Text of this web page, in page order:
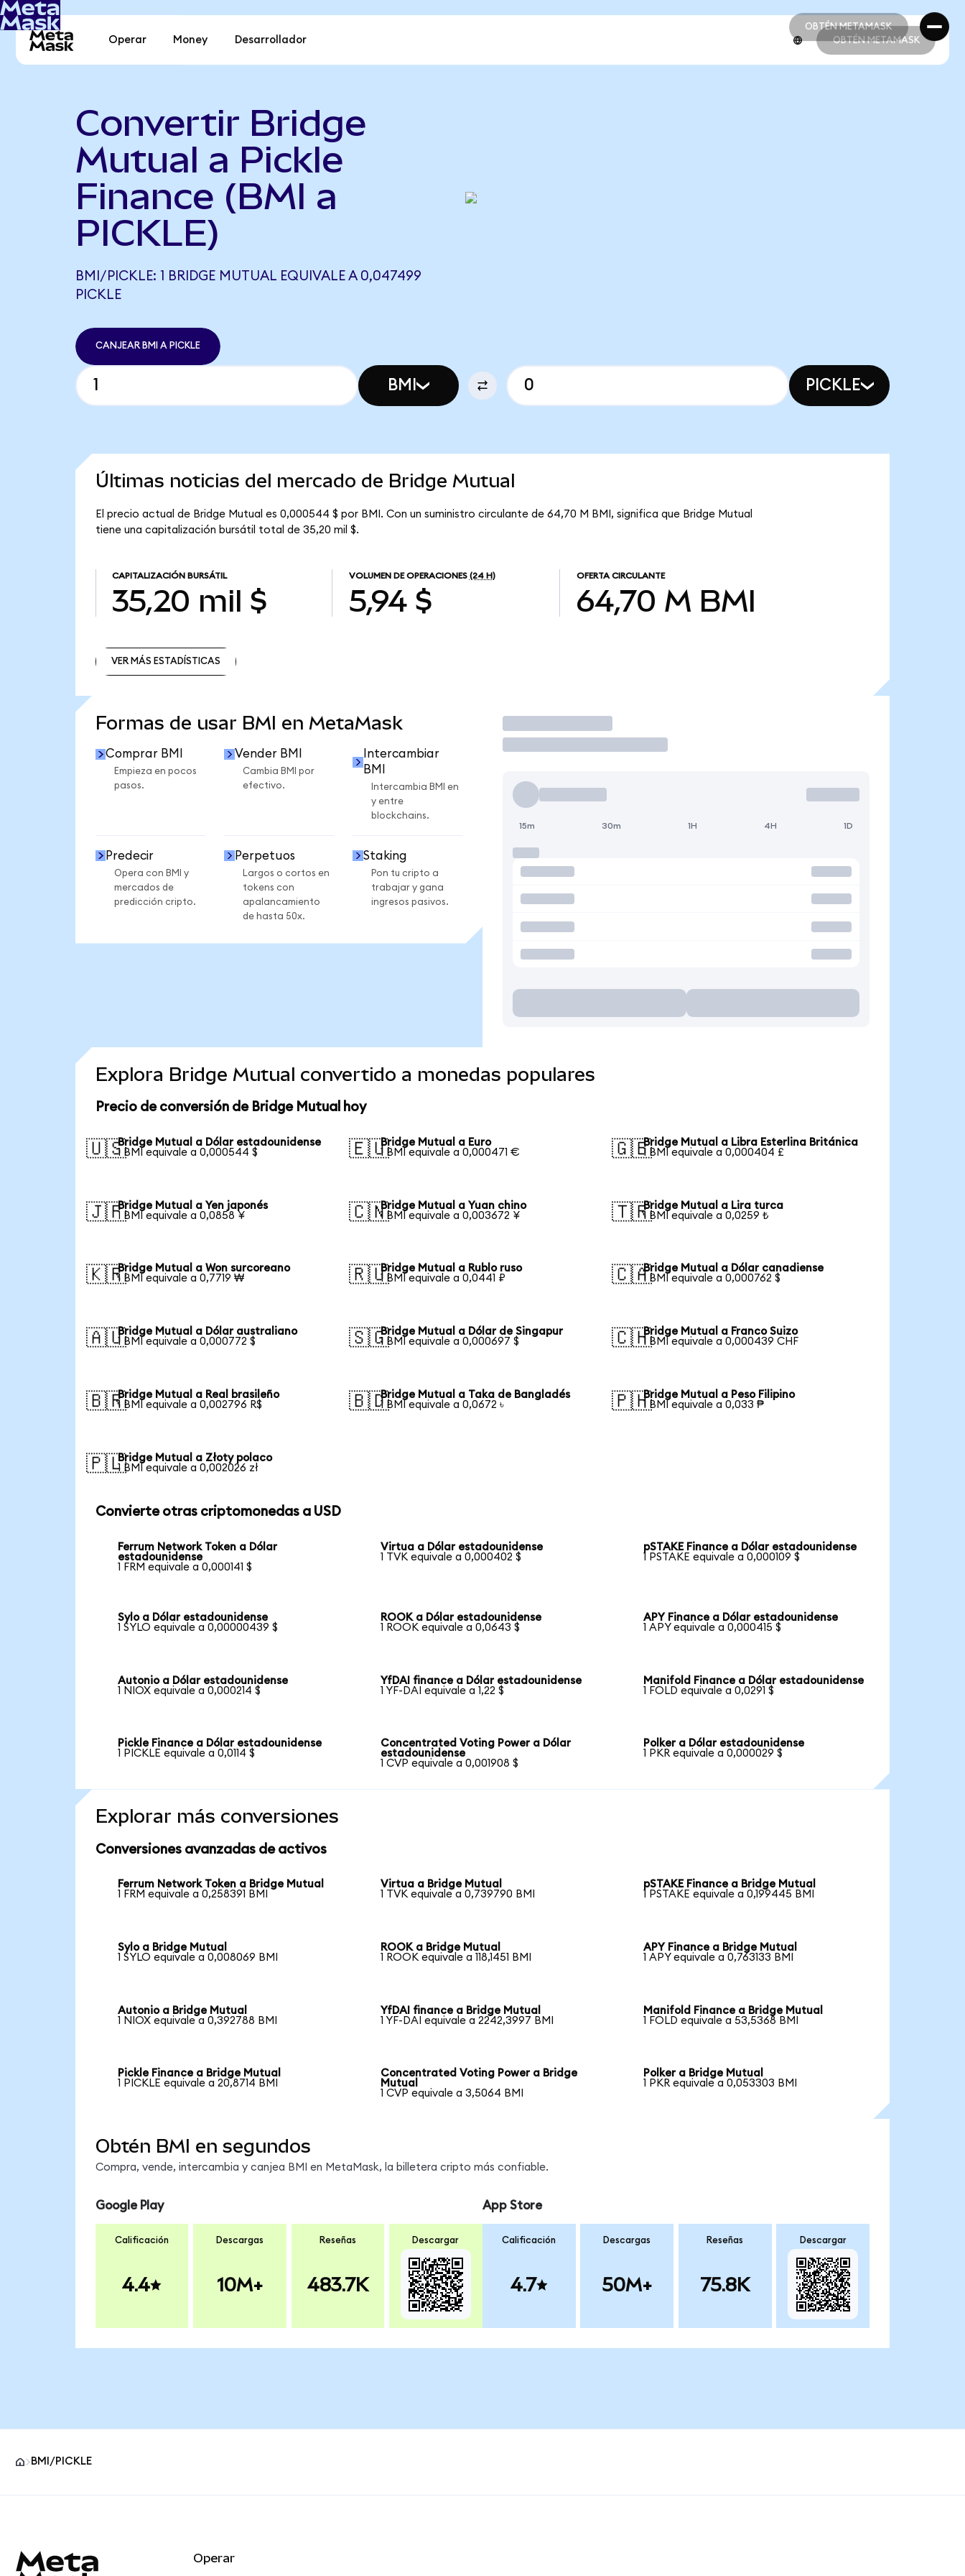
OBTÉN METAMASK
OBTÉN METAMASK
Operar Money Desarrollador OBTÉN METAMASK
Convertir Bridge
Mutual a Pickle
Finance (BMI a
PICKLE)
BMI/PICKLE: 1 BRIDGE MUTUAL EQUIVALE A 0,047499
PICKLE
CANJEAR BMI A PICKLE
BMI PICKLE
Últimas noticias del mercado de Bridge Mutual
El precio actual de Bridge Mutual es 0,000544 $ por BMI. Con un suministro circulante de 64,70 M BMI, significa que Bridge Mutual
tiene una capitalización bursátil total de 35,20 mil $.
CAPITALIZACIÓN BURSÁTIL
35,20 mil $
VOLUMEN DE OPERACIONES (24 H)
5,94 $
OFERTA CIRCULANTE
64,70 M BMI
VER MÁS ESTADÍSTICAS
Formas de usar BMI en MetaMask
Comprar BMI
Empieza en pocos
pasos.
Vender BMI
Cambia BMI por
efectivo.
Intercambiar
BMI
Intercambia BMI en
y entre
blockchains.
Predecir
Opera con BMI y
mercados de
predicción cripto.
Perpetuos
Largos o cortos en
tokens con
apalancamiento
de hasta 50x.
Staking
Pon tu cripto a
trabajar y gana
ingresos pasivos.
Operar
15m 30m 1H 4H 1D
Explora Bridge Mutual convertido a monedas populares
Precio de conversión de Bridge Mutual hoy
🇺🇸Bridge Mutual a Dólar estadounidense
1 BMI equivale a 0,000544 $
🇪🇺Bridge Mutual a Euro
1 BMI equivale a 0,000471 €
🇬🇧Bridge Mutual a Libra Esterlina Británica
1 BMI equivale a 0,000404 £
🇯🇵Bridge Mutual a Yen japonés
1 BMI equivale a 0,0858 ¥
🇨🇳Bridge Mutual a Yuan chino
1 BMI equivale a 0,003672 ¥
🇹🇷Bridge Mutual a Lira turca
1 BMI equivale a 0,0259 ₺
🇰🇷Bridge Mutual a Won surcoreano
1 BMI equivale a 0,7719 ₩
🇷🇺Bridge Mutual a Rublo ruso
1 BMI equivale a 0,0441 ₽
🇨🇦Bridge Mutual a Dólar canadiense
1 BMI equivale a 0,000762 $
🇦🇺Bridge Mutual a Dólar australiano
1 BMI equivale a 0,000772 $
🇸🇬Bridge Mutual a Dólar de Singapur
1 BMI equivale a 0,000697 $
🇨🇭Bridge Mutual a Franco Suizo
1 BMI equivale a 0,000439 CHF
🇧🇷Bridge Mutual a Real brasileño
1 BMI equivale a 0,002796 R$
🇧🇩Bridge Mutual a Taka de Bangladés
1 BMI equivale a 0,0672 ৳
🇵🇭Bridge Mutual a Peso Filipino
1 BMI equivale a 0,033 ₱
🇵🇱Bridge Mutual a Złoty polaco
1 BMI equivale a 0,002026 zł
Convierte otras criptomonedas a USD
Ferrum Network Token a Dólar
estadounidense
1 FRM equivale a 0,000141 $
Virtua a Dólar estadounidense
1 TVK equivale a 0,000402 $
pSTAKE Finance a Dólar estadounidense
1 PSTAKE equivale a 0,000109 $
Sylo a Dólar estadounidense
1 SYLO equivale a 0,00000439 $
ROOK a Dólar estadounidense
1 ROOK equivale a 0,0643 $
APY Finance a Dólar estadounidense
1 APY equivale a 0,000415 $
Autonio a Dólar estadounidense
1 NIOX equivale a 0,000214 $
YfDAI finance a Dólar estadounidense
1 YF-DAI equivale a 1,22 $
Manifold Finance a Dólar estadounidense
1 FOLD equivale a 0,0291 $
Pickle Finance a Dólar estadounidense
1 PICKLE equivale a 0,0114 $
Concentrated Voting Power a Dólar
estadounidense
1 CVP equivale a 0,001908 $
Polker a Dólar estadounidense
1 PKR equivale a 0,000029 $
Explorar más conversiones
Conversiones avanzadas de activos
Ferrum Network Token a Bridge Mutual
1 FRM equivale a 0,258391 BMI
Virtua a Bridge Mutual
1 TVK equivale a 0,739790 BMI
pSTAKE Finance a Bridge Mutual
1 PSTAKE equivale a 0,199445 BMI
Sylo a Bridge Mutual
1 SYLO equivale a 0,008069 BMI
ROOK a Bridge Mutual
1 ROOK equivale a 118,1451 BMI
APY Finance a Bridge Mutual
1 APY equivale a 0,763133 BMI
Autonio a Bridge Mutual
1 NIOX equivale a 0,392788 BMI
YfDAI finance a Bridge Mutual
1 YF-DAI equivale a 2242,3997 BMI
Manifold Finance a Bridge Mutual
1 FOLD equivale a 53,5368 BMI
Pickle Finance a Bridge Mutual
1 PICKLE equivale a 20,8714 BMI
Concentrated Voting Power a Bridge
Mutual
1 CVP equivale a 3,5064 BMI
Polker a Bridge Mutual
1 PKR equivale a 0,053303 BMI
Obtén BMI en segundos
Compra, vende, intercambia y canjea BMI en MetaMask, la billetera cripto más confiable.
Google Play
Calificación
4.4
Descargas
10M+
Reseñas
483.7K
Descargar
App Store
Calificación
4.7
Descargas
50M+
Reseñas
75.8K
Descargar
BMI/PICKLE
Operar